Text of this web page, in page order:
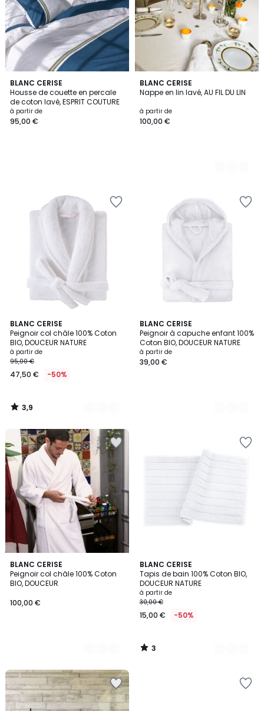
BLANC CERISE
Housse de couette en percale
de coton lavé, ESPRIT COUTURE
à partir de
95,00 €
BLANC CERISE
Nappe en lin lavé, AU FIL DU LIN
à partir de
100,00 €
4
Couleurs
BLANC CERISE
Peignoir col châle 100% Coton
BIO, DOUCEUR NATURE
à partir de
95,00 €
47,50 € -50%
3,9
/ 5
7
Couleurs
3,9
/
BLANC CERISE
Peignoir à capuche enfant 100%
Coton BIO, DOUCEUR NATURE
à partir de
39,00 €
8
Couleurs
BLANC CERISE
Peignoir col châle 100% Coton
BIO, DOUCEUR
100,00 €
7
Couleurs
BLANC CERISE
Tapis de bain 100% Coton BIO,
DOUCEUR NATURE
à partir de
30,00 €
15,00 € -50%
3
/
5
13
Couleurs
3
/